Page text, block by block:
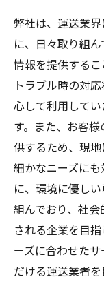
弊社は、運送業
に、日々取り組
情報を提供する
トラブル時の対
心して利用して
す。また、お客
供するため、現地
細かなニーズに
に、環境に優し
組んでおり、社
される企業を目
ーズに合わせた
だける運送業者を